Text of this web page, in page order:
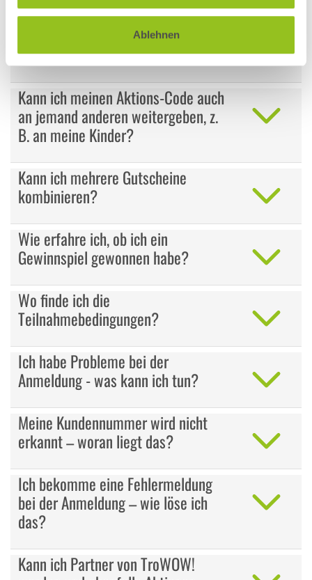
Ablehnen
Kann ich mir die Gutscheine/
Rabattcodes auszahlen lassen?
Kann ich meinen Aktions-Code auch
an jemand anderen weitergeben, z.
B. an meine Kinder?
Kann ich mehrere Gutscheine
kombinieren?
Wie erfahre ich, ob ich ein
Gewinnspiel gewonnen habe?
Wo finde ich die
Teilnahmebedingungen?
Ich habe Probleme bei der
Anmeldung - was kann ich tun?
Meine Kundennummer wird nicht
erkannt – woran liegt das?
Ich bekomme eine Fehlermeldung
bei der Anmeldung – wie löse ich
das?
Kann ich Partner von TroWOW!